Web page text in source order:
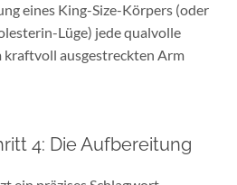
eines King-Size-Körpers (oder
Lüge) jede qualvolle
ausgestreckten Arm
4: Die Aufbereitung